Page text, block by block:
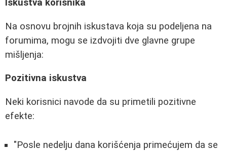
Iskustva korisnika
Na osnovu brojnih iskustava koja su podeljena na
forumima, mogu se izdvojiti dve glavne grupe
mišljenja:
Pozitivna iskustva
Neki korisnici navode da su primetili pozitivne
efekte:
"Posle nedelju dana korišćenja primećujem da se